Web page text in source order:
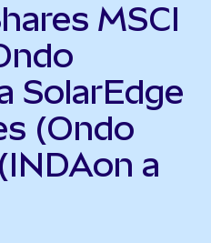
MSCI
SolarEdge
(Ondo
a